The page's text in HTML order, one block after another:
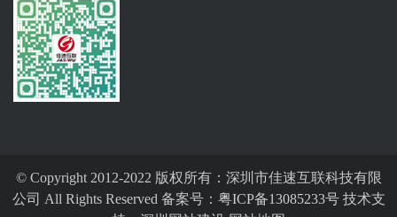
© Copyright 2012-2022 版权所有：深圳市佳速互联科技有限
公司 All Rights Reserved 备案号： 粤ICP备13085233号技术支